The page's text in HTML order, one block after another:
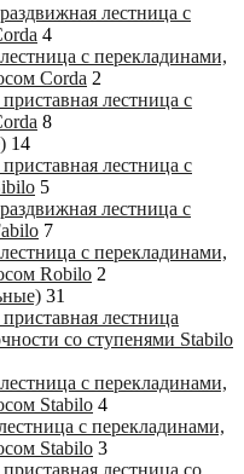
лестница с
4
с перекладинами,
Corda 2
лестница с
8
14
лестница с
5
лестница с
7
с перекладинами,
Robilo 2
31
лестница
со ступенями Stabilo
с перекладинами,
Stabilo 4
с перекладинами,
Stabilo 3
лестница со